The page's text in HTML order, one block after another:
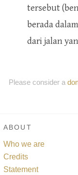
tersebut
berada
dari jalan
Please consider a
ABOUT
Who we are
Credits
Statement